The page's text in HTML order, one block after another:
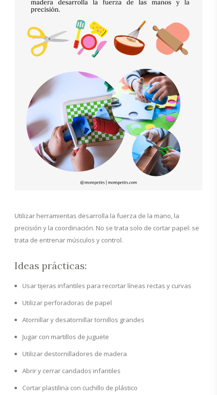
Utilizar herramientas desarrolla la fuerza de la mano, la
precisión y la coordinación. No se trata solo de cortar papel: se
trata de entrenar músculos y control.
Ideas prácticas:
Usar tijeras infantiles para recortar líneas rectas y curvas
Utilizar perforadoras de papel
Atornillar y desatornillar tornillos grandes
Jugar con martillos de juguete
Utilizar destornilladores de madera
Abrir y cerrar candados infantiles
Cortar plastilina con cuchillo de plástico